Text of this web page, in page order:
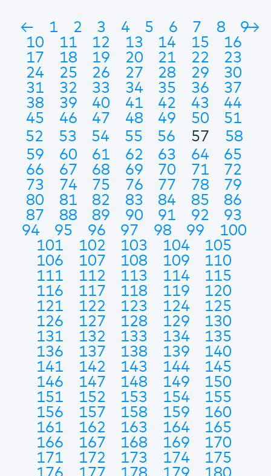
← 1 2 3 4 5 6 7 8
9
10
11 12 13 14 15
16
17
18 19 20 21 22
23
24
25 26 27 28 29
30
31
32 33 34 35 36
37
38
39 40 41 42 43
44
45
46 47 48 49 50
51
52
53 54 55 56 57
58
59
60 61 62 63 64
65
66
67 68 69 70 71
72
73
74 75 76 77 78
79
80
81 82 83 84 85
86
87
88 89 90 91 92
93
94
95 96 97 98 99
100
101
102 103 104
105
106
107 108 109
110
111
112 113 114
115
116
117 118 119
120
121
122 123 124
125
126
127 128 129
130
131
132 133 134
135
136
137 138 139
140
141
142 143 144
145
146
147 148 149
150
151
152 153 154
155
156
157 158 159
160
161
162 163 164
165
166
167 168 169
170
171
172 173 174
175
→